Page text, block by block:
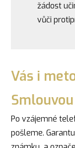
žádost
vůči
Vás i
Po vzájemné
pošleme.